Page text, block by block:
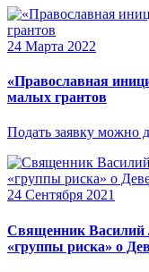
24 Марта 2022
«Православная
малых грантов
Подать заявку можно
24 Сентября 2021
Священник Василий
«группы риска» о